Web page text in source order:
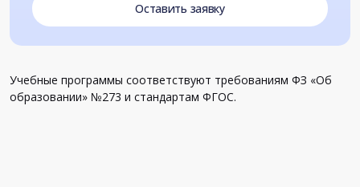
Оставить заявку
Учебные программы соответствуют требованиям ФЗ «Об
образовании» №273 и стандартам ФГОС.